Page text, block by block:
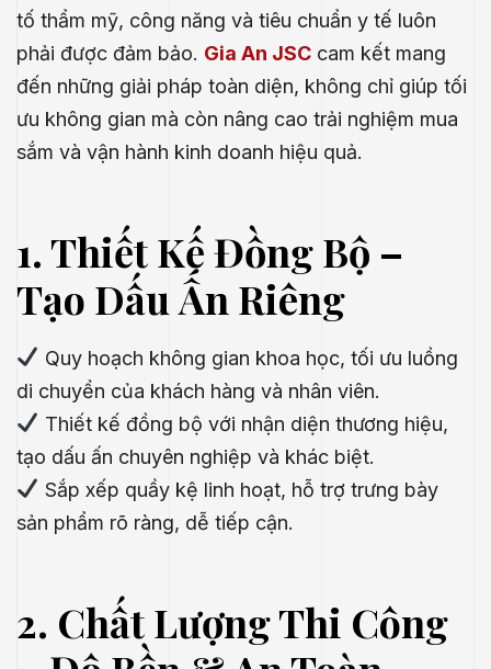
tố thẩm mỹ, công năng và tiêu chuẩn y tế luôn
phải được đảm bảo. Gia An JSC cam kết mang
đến những giải pháp toàn diện, không chỉ giúp tối
ưu không gian mà còn nâng cao trải nghiệm mua
sắm và vận hành kinh doanh hiệu quả.
1. Thiết Kế Đồng Bộ –
Tạo Dấu Ấn Riêng
Quy hoạch không gian khoa học, tối ưu luồng
di chuyển của khách hàng và nhân viên.
Thiết kế đồng bộ với nhận diện thương hiệu,
tạo dấu ấn chuyên nghiệp và khác biệt.
Sắp xếp quầy kệ linh hoạt, hỗ trợ trưng bày
sản phẩm rõ ràng, dễ tiếp cận.
2. Chất Lượng Thi Công